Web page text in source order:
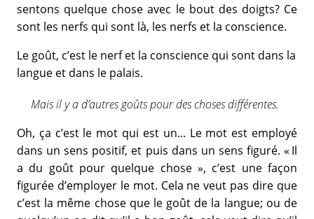
sentons quelque chose avec le bout des doigts? Ce
sont les nerfs qui sont là, les nerfs et la conscience.
Le goût, c’est le nerf et la conscience qui sont dans la
langue et dans le palais.
Mais il y a d’autres goûts pour des choses différentes.
Oh, ça c’est le mot qui est un... Le mot est employé
dans un sens positif, et puis dans un sens figuré. « Il
a du goût pour quelque chose », c’est une façon
figurée d’employer le mot. Cela ne veut pas dire que
c’est la même chose que le goût de la langue; ou de